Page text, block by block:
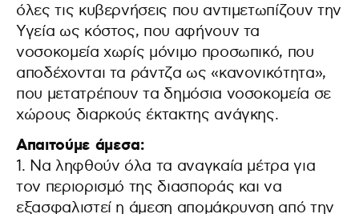
όλες τις κυβερνήσεις που αντιμετωπίζουν την
Υγεία ως κόστος, που αφήνουν τα
νοσοκομεία χωρίς μόνιμο προσωπικό, που
αποδέχονται τα ράντζα ως «κανονικότητα»,
που μετατρέπουν τα δημόσια νοσοκομεία σε
χώρους διαρκούς έκτακτης ανάγκης.
Απαιτούμε άμεσα:
1. Να ληφθούν όλα τα αναγκαία μέτρα για
τον περιορισμό της διασποράς και να
εξασφαλιστεί η άμεση απομάκρυνση από την